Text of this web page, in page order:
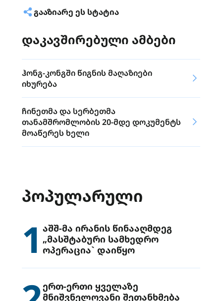
ᲒᲐᲐᲖᲘᲐᲠᲔ ᲔᲡ ᲡᲢᲐᲢᲘᲐ
დაკავშირებული ამბები
ჰონგ-კონგში წიგნის მაღაზიები
იხურება
ჩინეთმა და სერბეთმა
თანამშრომლობის 20-მდე დოკუმენტს
მოაწერეს ხელი
ᲞᲝᲞᲣᲚᲐᲠᲣᲚᲘ
1 აშშ-მა ირანის წინააღმდეგ
„მასშტაბური სამხედრო
ოპერაცია` დაიწყო
ერთ-ერთი ყველაზე
მნიშვნელოვანი შეთანხმება